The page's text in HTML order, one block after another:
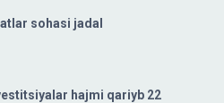
sohasi jadal
hajmi qariyb 22